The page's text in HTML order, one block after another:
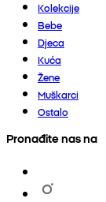
Kolekcije
Bebe
Djeca
Kuća
Žene
Muškarci
Ostalo
Pronađite nas na